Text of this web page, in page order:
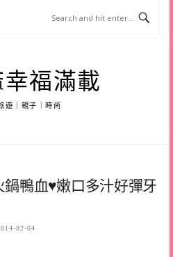
福滿載
遊｜親子｜時尚
鍋鴨血♥嫩口多汁好彈牙
02-04